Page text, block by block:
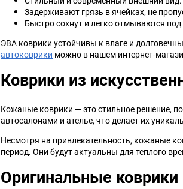
Задерживают грязь в ячейках, не
Быстро сохнут и легко отмываются
ЭВА коврики устойчивы к влаге и
автоковрики можно в нашем интернет-
Коврики из
Кожаные коврики — это стильное решение,
автосалонами и ателье, что делает их
Несмотря на привлекательность, кожаные
период. Они будут актуальны для теплого
Оригинальные коврики